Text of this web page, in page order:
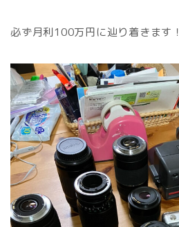
必ず月利100万円に辿り着きます！